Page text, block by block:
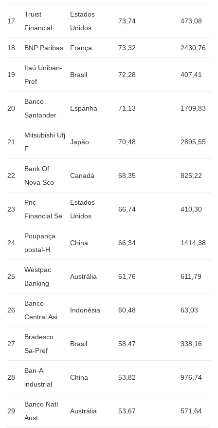
17
Truist
Financial
Estados
Unidos
73,74 473,08
18 BNP Paribas França 73,32 2430,76
19
Itaú Uniban-
Pref
Brasil 72,28 407,41
20
Banco
Santander
Espanha 71,13 1709,83
21
Mitsubishi Ufj
F
Japão 70,48 2895,55
22
Bank Of
Nova Sco
Canadá 68,35 825,22
23
Pnc
Financial Se
Estados
Unidos
66,74 410,30
24
Poupança
postal-H
China 66,34 1414,38
25
Westpac
Banking
Austrália 61,76 611,79
26
Banco
Central Asi
Indonésia 60,48 63,03
27
Bradesco
Sa-Pref
Brasil 58,47 338,16
28
Ban-A
industrial
China 53,82 976,74
29
Banco Natl
Aust
Austrália 53,67 571,64